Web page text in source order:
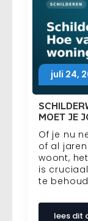
MOET JE
juli 24,
Of je nu
of al
woont,
is
te
lees dit